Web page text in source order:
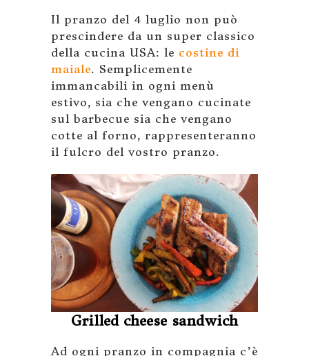
Il pranzo del 4 luglio non può
prescindere da un super classico
della cucina USA: le costine di
maiale. Semplicemente
immancabili in ogni menù
estivo, sia che vengano cucinate
sul barbecue sia che vengano
cotte al forno, rappresenteranno
il fulcro del vostro pranzo.
Grilled cheese sandwich
Ad ogni pranzo in compagnia c’è